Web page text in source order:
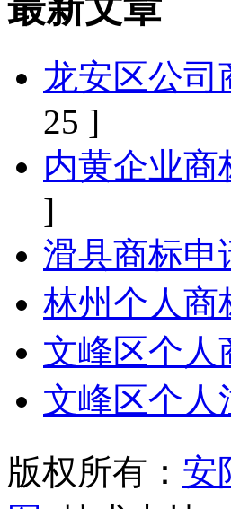
龙安区公司
25 ]
内黄企业
]
滑县商标申
林州个人商
文峰区个人
文峰区个人
版权所有： 安